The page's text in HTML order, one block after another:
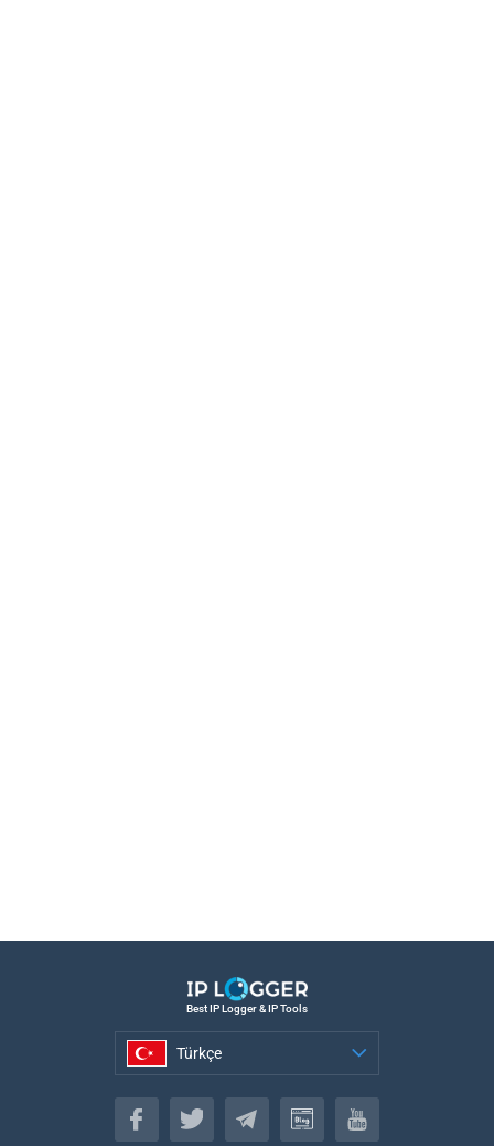
Best IP Logger & IP Tools
Türkçe
Türkçe